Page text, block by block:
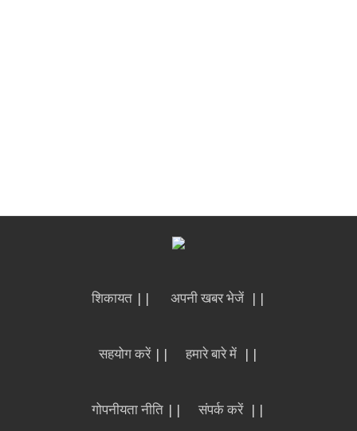
शिकायत || अपनी खबर भेजें ||
सहयोग करें || हमारे बारे में ||
गोपनीयता नीति || संपर्क करें ||